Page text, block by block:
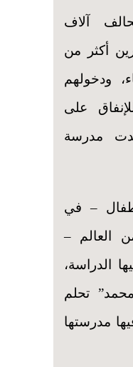
آلاف
أكثر من
ودخولهم
على
مدرسة
– في
العالم –
الدراسة،
تحلم
مدرستها